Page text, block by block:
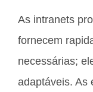
As intranets
fornecem
necessárias;
adaptáveis. As